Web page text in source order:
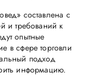
составлена с
и требований к
опытные
в сфере торговли
подход
информацию.